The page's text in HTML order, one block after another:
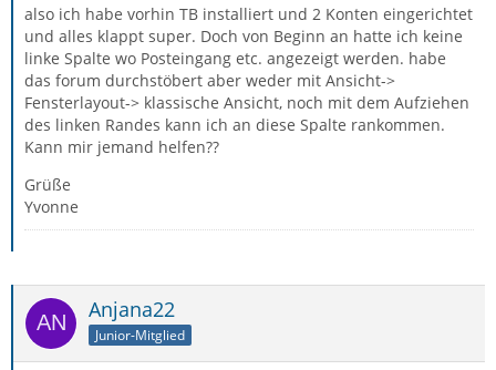
also ich habe vorhin TB installiert und 2 Konten eingerichtet
und alles klappt super. Doch von Beginn an hatte ich keine
linke Spalte wo Posteingang etc. angezeigt werden. habe
das forum durchstöbert aber weder mit Ansicht->
Fensterlayout-> klassische Ansicht, noch mit dem Aufziehen
des linken Randes kann ich an diese Spalte rankommen.
Kann mir jemand helfen??
Grüße
Yvonne
Anjana22
Junior-Mitglied